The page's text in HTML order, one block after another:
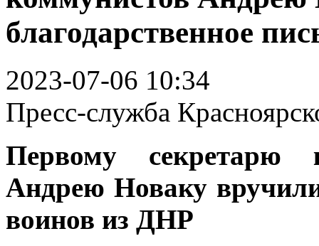
благодарственное
2023-07-06 10:34
Пресс-служба
Первому секретарю
Андрею Новаку
воинов из ДНР